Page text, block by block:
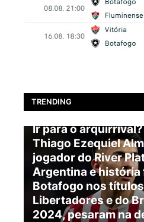
TRENDING
BOTAFOGO
Ir para o
Thiago Ezequiel
jogador do River
Argentina e história
Botafogo nos
Libertadores e do
2024, pesaram na